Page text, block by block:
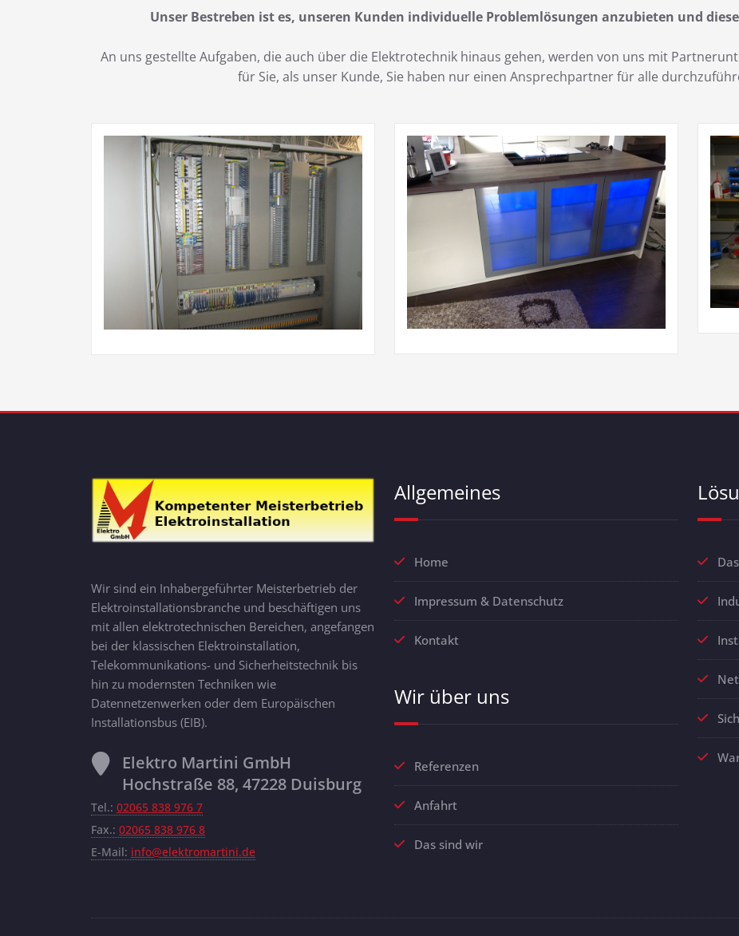
Unser Bestreben ist es, unseren Kunden individuelle Problemlösungen anzubieten und
An uns gestellte Aufgaben, die auch über die Elektrotechnik hinaus gehen, werden von uns mit
für Sie, als unser Kunde, Sie haben nur einen Ansprechpartner für alle
Wir sind ein Inhabergeführter Meisterbetrieb der
Elektroinstallationsbranche und beschäftigen uns
mit allen elektrotechnischen Bereichen, angefangen
bei der klassischen Elektroinstallation,
Telekommunikations- und Sicherheitstechnik bis
hin zu modernsten Techniken wie
Datennetzenwerken oder dem Europäischen
Installationsbus (EIB).
Elektro Martini GmbH
Hochstraße 88, 47228 Duisburg
Tel.: 02065 838 976 7
Fax.: 02065 838 976 8
E-Mail: info@elektromartini.de
Allgemeines
Home
Impressum & Datenschutz
Kontakt
Wir über uns
Referenzen
Anfahrt
Das sind wir